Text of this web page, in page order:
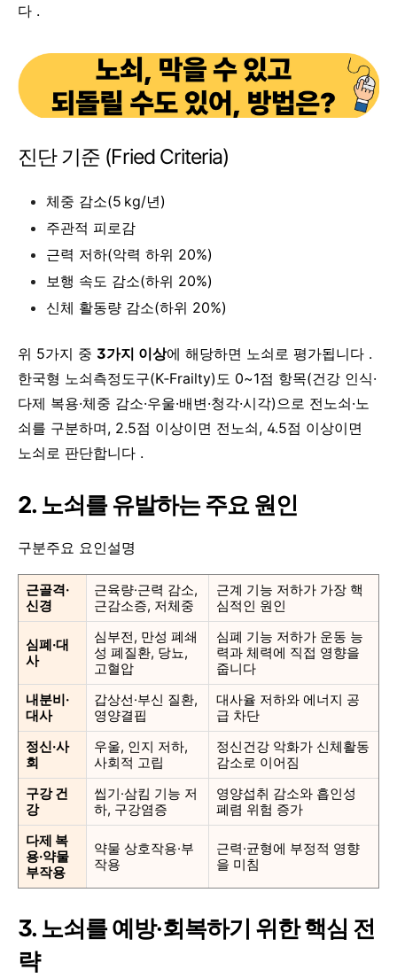
다 .
진단 기준 (Fried Criteria)
체중 감소(5 kg/년)
주관적 피로감
근력 저하(악력 하위 20%)
보행 속도 감소(하위 20%)
신체 활동량 감소(하위 20%)
위 5가지 중 3가지 이상에 해당하면 노쇠로 평가됩니다 .
한국형 노쇠측정도구(K‑Frailty)도 0~1점 항목(건강 인식·
다제 복용·체중 감소·우울·배변·청각·시각)으로 전노쇠·노
쇠를 구분하며, 2.5점 이상이면 전노쇠, 4.5점 이상이면
노쇠로 판단합니다 .
2. 노쇠를 유발하는 주요 원인
구분주요 요인설명
근골격·
신경
근육량·근력 감소,
근감소증, 저체중
근계 기능 저하가 가장 핵
심적인 원인
심폐·대
사
심부전, 만성 폐쇄
성 폐질환, 당뇨,
고혈압
심폐 기능 저하가 운동 능
력과 체력에 직접 영향을
줍니다
내분비·
대사
갑상선·부신 질환,
영양결핍
대사율 저하와 에너지 공
급 차단
정신·사
회
우울, 인지 저하,
사회적 고립
정신건강 악화가 신체활동
감소로 이어짐
구강 건
강
씹기·삼킴 기능 저
하, 구강염증
영양섭취 감소와 흡인성
폐렴 위험 증가
다제 복
용·약물
부작용
약물 상호작용·부
작용
근력·균형에 부정적 영향
을 미침
3. 노쇠를 예방·회복하기 위한 핵심 전
략